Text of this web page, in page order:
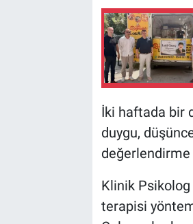
İki haftada bir
duygu,
değerlendirme
Klinik
terapisi